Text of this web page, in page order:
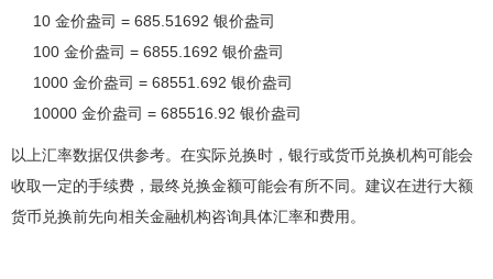
10 金价盎司 = 685.51692 银价盎司
100 金价盎司 = 6855.1692 银价盎司
1000 金价盎司 = 68551.692 银价盎司
10000 金价盎司 = 685516.92 银价盎司
以上汇率数据仅供参考。在实际兑换时，银行或货币兑换机构可能会
收取一定的手续费，最终兑换金额可能会有所不同。建议在进行大额
货币兑换前先向相关金融机构咨询具体汇率和费用。